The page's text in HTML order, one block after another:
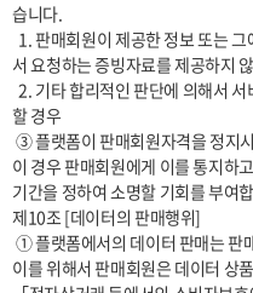
습니다.
서 요청하는 증빙자료를 제공하지
  2. 기타 합리적인 판단에 의해서 서비스의 제공을 거부할 필요가 있다고 인정
할 경우
이 경우 판매회원에게 이를 통지하
기간을 정하여 소명할 기회를 부여
제10조 [데이터의 판매행위]
이를 위해서 판매회원은 데이터 상